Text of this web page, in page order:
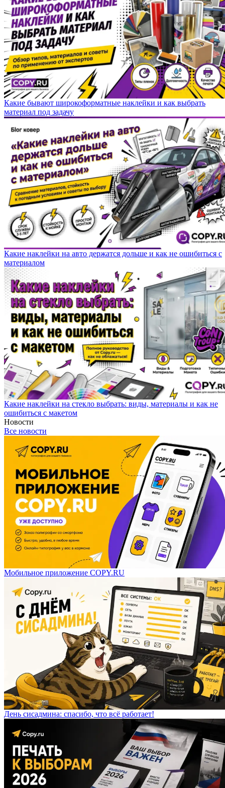
Какие бывают широкоформатные наклейки и как выбрать
материал под задачу
Какие наклейки на авто держатся дольше и как не ошибиться с
материалом
Какие наклейки на стекло выбрать: виды, материалы и как не
ошибиться с макетом
Новости
Все новости
Мобильное приложение COPY.RU
День сисадмина: спасибо, что всё работает!